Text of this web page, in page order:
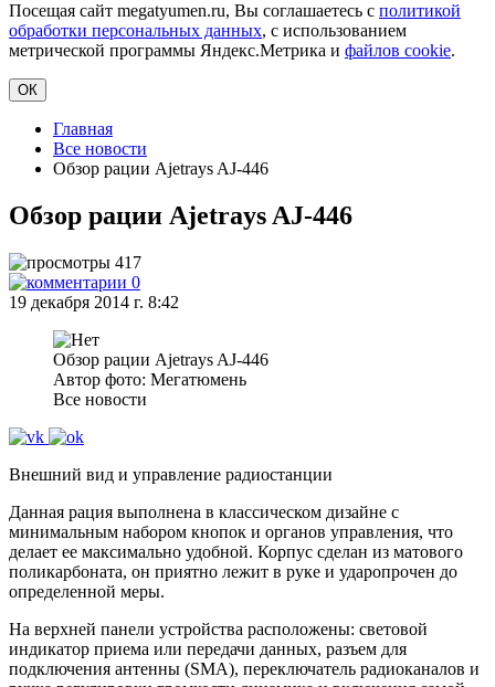
Посещая сайт megatyumen.ru, Вы соглашаетесь с политикой
обработки персональных данных, с использованием
метрической программы Яндекс.Метрика и файлов cookie.
ОК
Главная
Все новости
Обзор рации Ajetrays AJ-446
Обзор рации Ajetrays AJ-446
417
0
19 декабря 2014 г. 8:42
Обзор рации Ajetrays AJ-446
Автор фото: Мегатюмень
Все новости
Внешний вид и управление радиостанции
Данная рация выполнена в классическом дизайне с
минимальным набором кнопок и органов управления, что
делает ее максимально удобной. Корпус сделан из матового
поликарбоната, он приятно лежит в руке и ударопрочен до
определенной меры.
На верхней панели устройства расположены: световой
индикатор приема или передачи данных, разъем для
подключения антенны (SMA), переключатель радиоканалов и